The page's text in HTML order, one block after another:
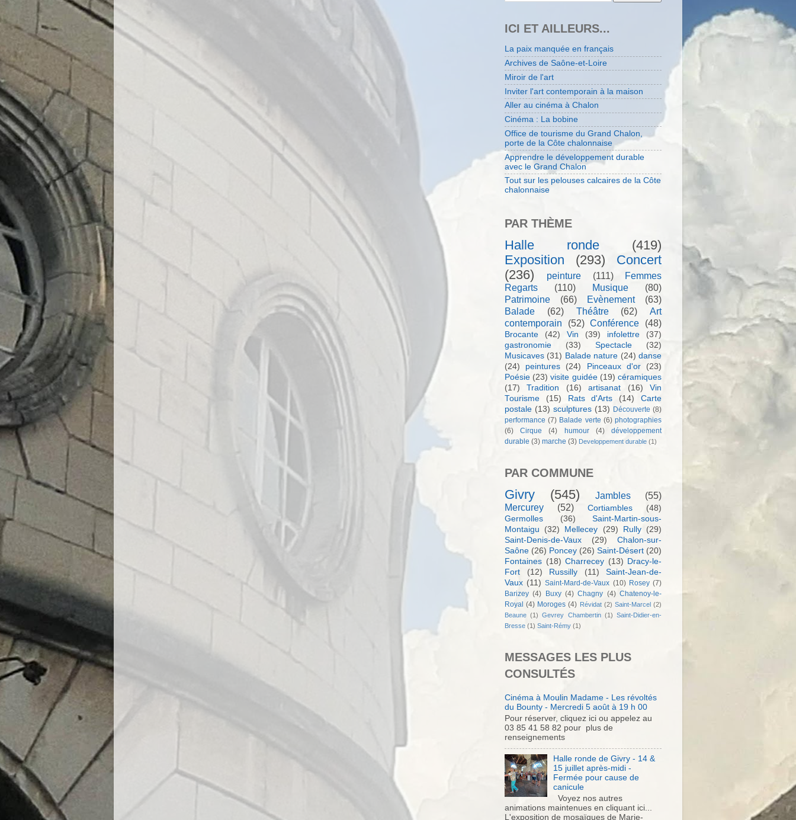
ICI ET AILLEURS...
La paix manquée en français
Archives de Saône-et-Loire
Miroir de l'art
Inviter l'art contemporain à la maison
Aller au cinéma à Chalon
Cinéma : La bobine
Office de tourisme du Grand Chalon,
porte de la Côte chalonnaise
Apprendre le développement durable
avec le Grand Chalon
Tout sur les pelouses calcaires de la Côte
chalonnaise
PAR THÈME
Halle ronde
(419)
Exposition
(293)
Concert
(236)
peinture (111)
Femmes
Regarts
(110) Musique
(80)
Patrimoine
(66) Evènement
(63)
Balade
(62) Théâtre (62)
Art
contemporain
(52) Conférence (48)
Brocante (42) Vin (39) infolettre
(37)
gastronomie
(33) Spectacle
(32)
Musicaves (31) Balade nature (24) danse
(24)
peintures (24) Pinceaux d'or
(23)
Poésie (23) visite guidée (19) céramiques
(17)
Tradition (16) artisanat (16)
Vin
Tourisme
(15) Rats d'Arts (14)
Carte
postale (13) sculptures (13) Découverte (8)
performance (7) Balade verte (6) photographies
(6)
Cirque (4) humour (4)
développement
durable (3) marche (3) Developpement durable (1)
PAR COMMUNE
Givry (545) Jambles
(55)
Mercurey
(52) Cortiambles
(48)
Germolles
(36)
Saint-Martin-sous-
Montaigu
(32) Mellecey (29) Rully
(29)
Saint-Denis-de-Vaux
(29)
Chalon-sur-
Saône (26) Poncey (26) Saint-Désert (20)
Fontaines (18) Charrecey (13) Dracy-le-
Fort
(12) Russilly (11)
Saint-Jean-de-
Vaux (11) Saint-Mard-de-Vaux (10) Rosey (7)
Barizey (4) Buxy (4) Chagny (4) Chatenoy-le-
Royal (4) Moroges (4) Révidat (2) Saint-Marcel (2)
Beaune (1) Gevrey Chambertin (1) Saint-Didier-en-
Bresse (1) Saint-Rémy (1)
MESSAGES LES PLUS
CONSULTÉS
Cinéma à Moulin Madame - Les révoltés
du Bounty - Mercredi 5 août à 19 h 00
Pour réserver, cliquez ici ou appelez au
03 85 41 58 82 pour plus de
renseignements
Halle ronde de Givry - 14 &
15 juillet après-midi -
Fermée pour cause de
canicule
Voyez nos autres
animations maintenues en cliquant ici...
L'exposition de mosaïques de Marie-